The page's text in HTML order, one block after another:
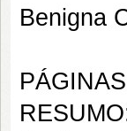
Benigna